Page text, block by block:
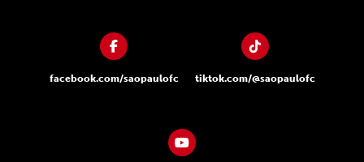
facebook.com/saopaulofc tiktok.com/@saopaulofc